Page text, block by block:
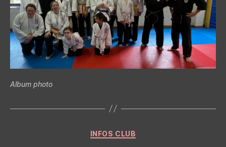
Album photo
Categories
INFOS CLUB